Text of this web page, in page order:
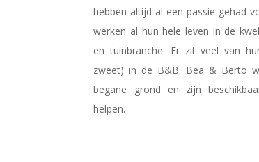
hebben altijd al een passie gehad
werken al hun hele leven in de
en tuinbranche. Er zit veel van
zweet) in de B&B. Bea & Berto
begane grond en zijn
helpen.